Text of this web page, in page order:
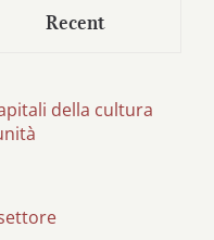
Recent
della cultura